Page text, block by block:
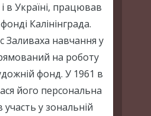
в Україні, працював
Калінінграда.
Заливаха навчання у
на роботу
фонд. У 1961 в
його персональна
у зональній